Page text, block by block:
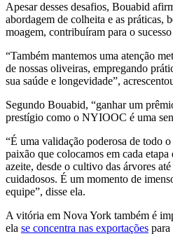
Apesar desses desafios, Bouabid
abordagem de colheita e as práticas,
moagem, contribuíram para o
“Também mantemos uma atenção
de nossas oliveiras, empregando
sua saúde e longevidade”,
Segundo Bouabid, “ganhar um
prestígio como o NYIOOC é uma
“É uma validação poderosa de todo
paixão que colocamos em cada
azeite, desde o cultivo das árvores
cuidadosos. É um momento de
equipe”, disse ela.
A vitória em Nova York também é
ela se concentra nas exportações para